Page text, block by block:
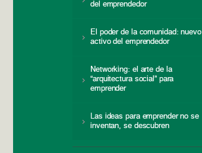
del emprendedor
El poder de la comunidad: nuevo
activo del emprendedor
Networking: el arte de la
“arquitectura social” para
emprender
Las ideas para emprender no se
inventan, se descubren